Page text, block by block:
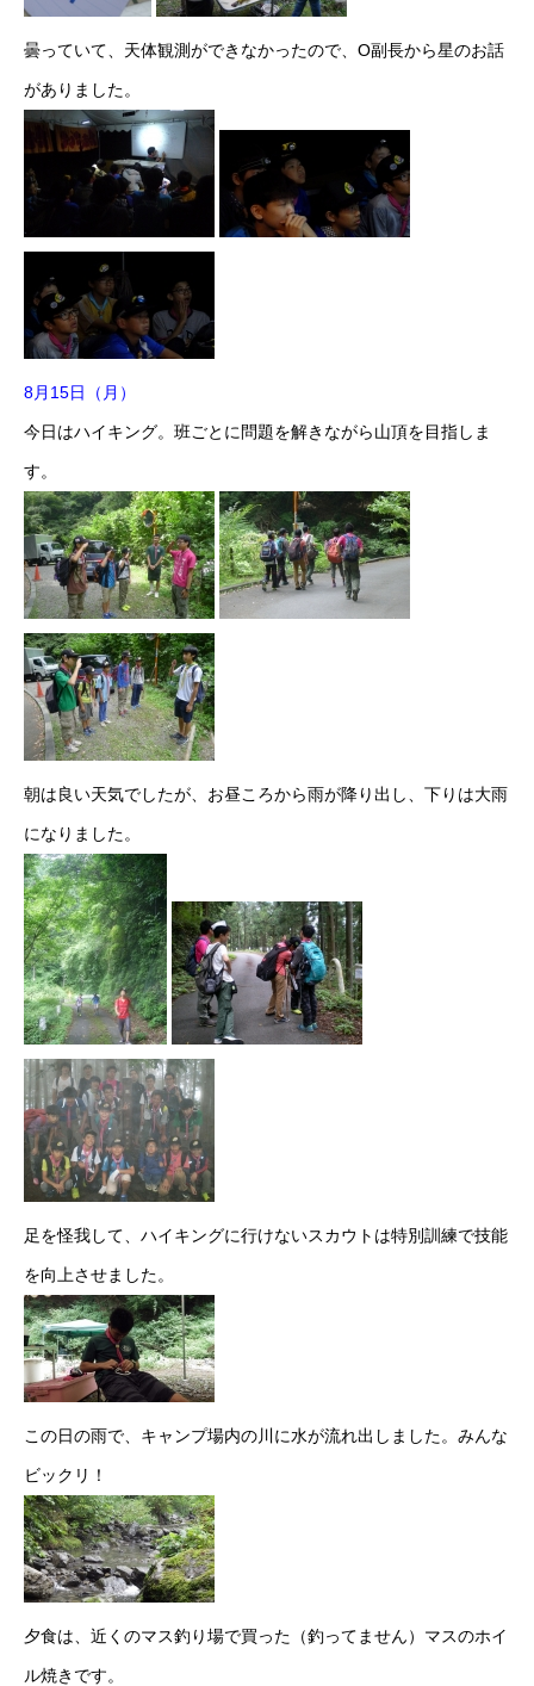
曇っていて、天体観測ができなかったので、O副長から星のお話
がありました。
8月15日（月）
今日はハイキング。班ごとに問題を解きながら山頂を目指しま
す。
朝は良い天気でしたが、お昼ころから雨が降り出し、下りは大雨
になりました。
足を怪我して、ハイキングに行けないスカウトは特別訓練で技能
を向上させました。
この日の雨で、キャンプ場内の川に水が流れ出しました。みんな
ビックリ！
夕食は、近くのマス釣り場で買った（釣ってません）マスのホイ
ル焼きです。